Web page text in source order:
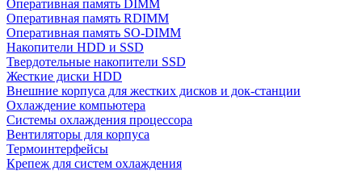
Оперативная память DIMM
Оперативная память RDIMM
Оперативная память SO-DIMM
Накопители HDD и SSD
Твердотельные накопители SSD
Жесткие диски HDD
Внешние корпуса для жестких дисков и док-станции
Охлаждение компьютера
Системы охлаждения процессора
Вентиляторы для корпуса
Термоинтерфейсы
Крепеж для систем охлаждения